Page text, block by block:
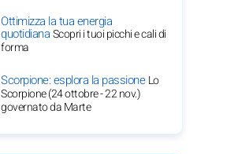
Ottimizza la tua energia
quotidianaScopri i tuoi picchi e cali di
forma
Scorpione: esplora la passioneLo
Scorpione (24 ottobre - 22 nov.)
governato da Marte